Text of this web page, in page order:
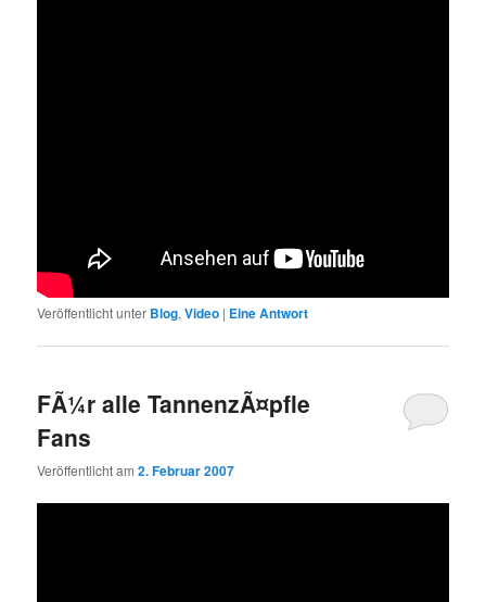
Veröffentlicht unter Blog,Video | EineAntwort
FÃ¼r alle TannenzÃ¤pfle
Fans
Veröffentlicht am2. Februar 2007